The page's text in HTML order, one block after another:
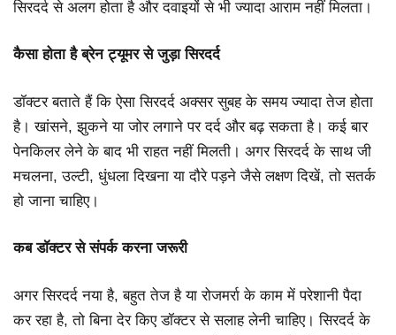
सिरदर्द से अलग होता है और दवाइयों से भी ज्यादा आराम नहीं मिलता।
कैसा होता है ब्रेन ट्यूमर से जुड़ा सिरदर्द
डॉक्टर बताते हैं कि ऐसा सिरदर्द अक्सर सुबह के समय ज्यादा तेज होता
है। खांसने, झुकने या जोर लगाने पर दर्द और बढ़ सकता है। कई बार
पेनकिलर लेने के बाद भी राहत नहीं मिलती। अगर सिरदर्द के साथ जी
मचलना, उल्टी, धुंधला दिखना या दौरे पड़ने जैसे लक्षण दिखें, तो सतर्क
हो जाना चाहिए।
कब डॉक्टर से संपर्क करना जरूरी
अगर सिरदर्द नया है, बहुत तेज है या रोजमर्रा के काम में परेशानी पैदा
कर रहा है, तो बिना देर किए डॉक्टर से सलाह लेनी चाहिए। सिरदर्द के